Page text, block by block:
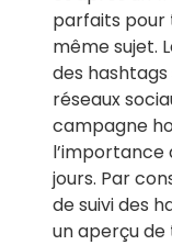
parfaits pour
même sujet.
des
réseaux
campagne
l’importance
jours. Par
de suivi des
un aperçu